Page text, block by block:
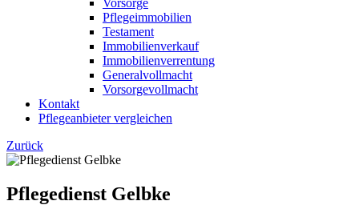
Pflegeimmobilien
Testament
Immobilienverkauf
Immobilienverrentung
Generalvollmacht
Vorsorgevollmacht
Kontakt
Pflegeanbieter vergleichen
Zurück
Pflegedienst Gelbke